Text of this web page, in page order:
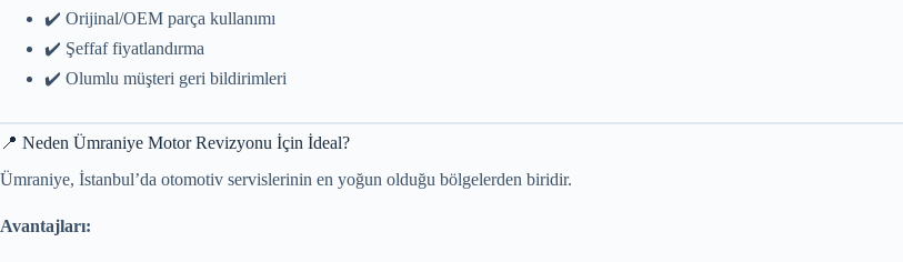
✔️ Orijinal/OEM parça kullanımı
✔️ Şeffaf fiyatlandırma
✔️ Olumlu müşteri geri bildirimleri
📍 Neden Ümraniye Motor Revizyonu İçin İdeal?
Ümraniye, İstanbul’da otomotiv servislerinin en yoğun olduğu bölgelerden biridir.
Avantajları: